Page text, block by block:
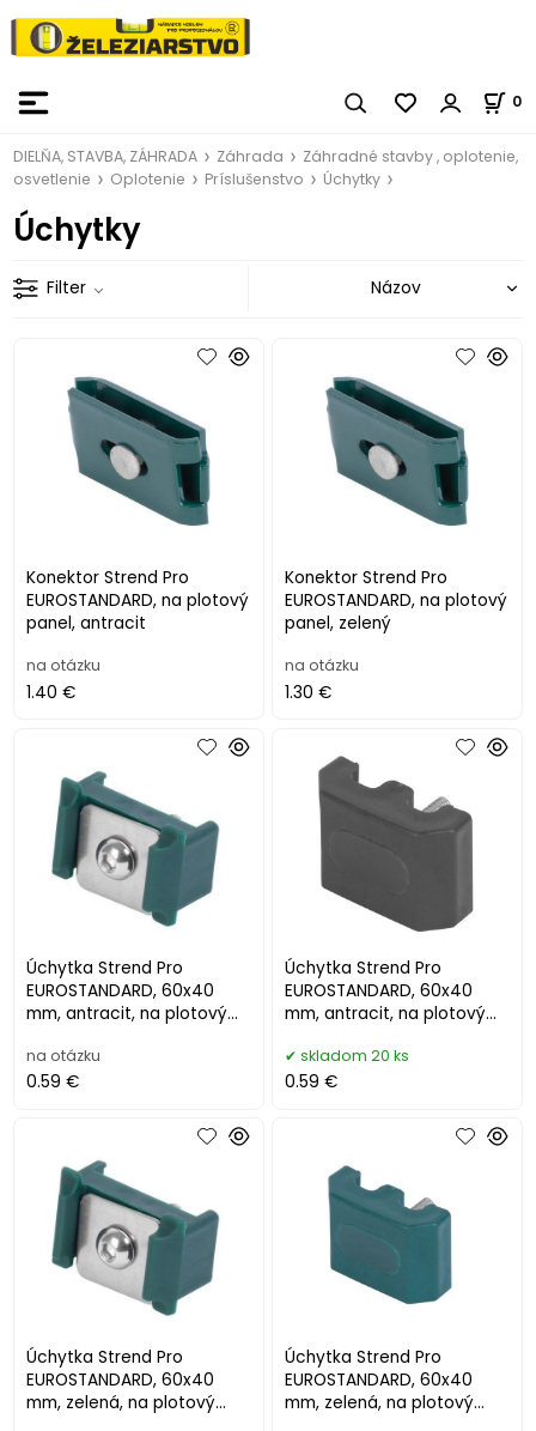
0
DIELŇA, STAVBA, ZÁHRADA Záhrada
Záhradné stavby , oplotenie,
osvetlenie
Oplotenie Príslušenstvo Úchytky
Úchytky
Filter
Konektor Strend Pro
EUROSTANDARD, na plotový
panel, antracit
na otázku
1.40 €
Konektor Strend Pro
EUROSTANDARD, na plotový
panel, zelený
na otázku
1.30 €
Úchytka Strend Pro
EUROSTANDARD, 60x40
mm, antracit, na plotový
na otázku
0.59 €
Úchytka Strend Pro
EUROSTANDARD, 60x40
mm, antracit, na plotový
M skladom 20 ks
0.59 €
Úchytka Strend Pro
EUROSTANDARD, 60x40
mm, zelená, na plotový
Úchytka Strend Pro
EUROSTANDARD, 60x40
mm, zelená, na plotový